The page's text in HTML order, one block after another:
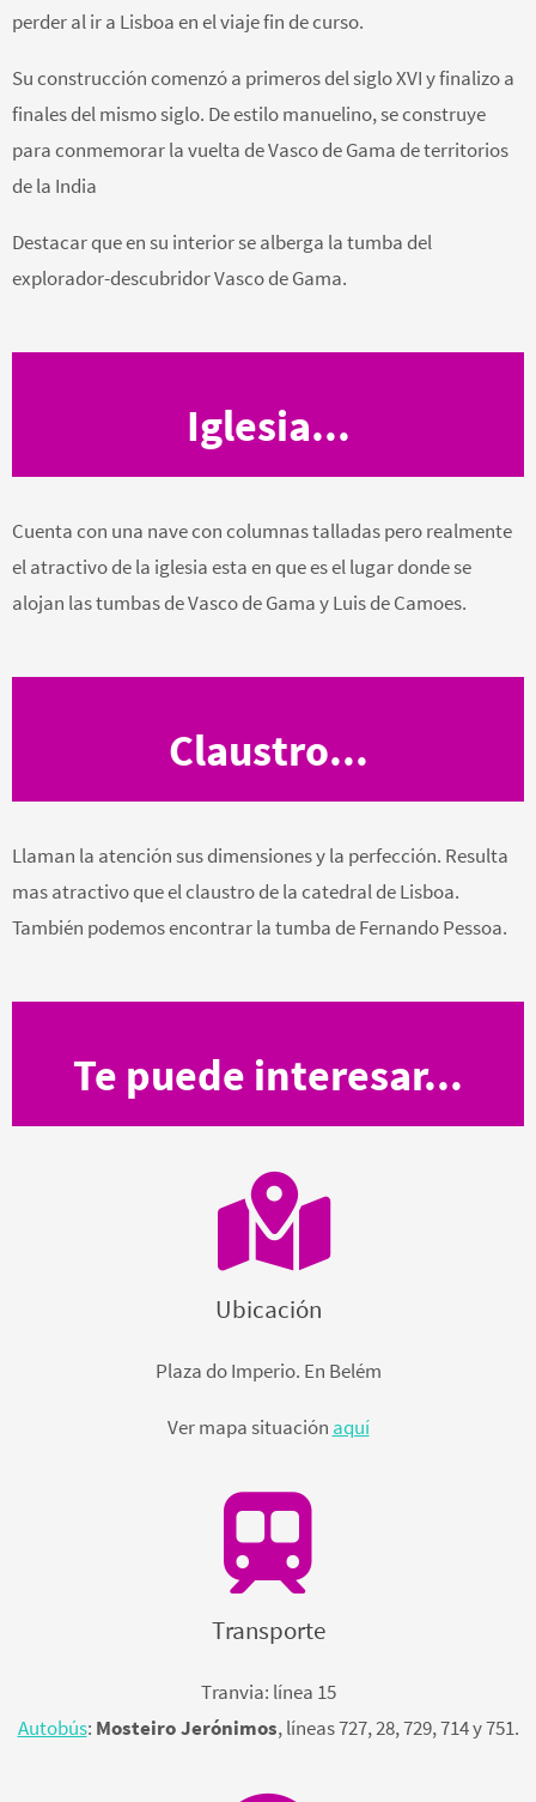
perder al ir a Lisboa en el viaje fin de curso.
Su construcción comenzó a primeros del siglo XVI y finalizo a
finales del mismo siglo. De estilo manuelino, se construye
para conmemorar la vuelta de Vasco de Gama de territorios
de la India
Destacar que en su interior se alberga la tumba del
explorador-descubridor Vasco de Gama.
Iglesia...
Cuenta con una nave con columnas talladas pero realmente
el atractivo de la iglesia esta en que es el lugar donde se
alojan las tumbas de Vasco de Gama y Luis de Camoes.
Claustro...
Llaman la atención sus dimensiones y la perfección. Resulta
mas atractivo que el claustro de la catedral de Lisboa.
También podemos encontrar la tumba de Fernando Pessoa.
Te puede interesar...
Ubicación
Plaza do Imperio. En Belém
Ver mapa situación aquí
Transporte
Tranvia: línea 15
Autobús: Mosteiro Jerónimos, líneas 727, 28, 729, 714 y 751.